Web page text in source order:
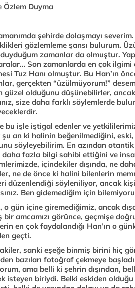
Özlem Duyma
şehirde dolaşmayı
gözlemleme şansı bulurum.
zamanlar da olmuştur.
Son zamanlarda en çok ilgimi
Tuz Hanı olmuştur. Bu Han’ın
gerçekten “üzülmüyorum!”
güzel olduğunu düşünebilirler,
size daha farklı söylemlerde
bu işle iştigal edenler ve
şu an ki halinin beğenilmediğini,
söyleyebilirim. En azından
daha fazla bilgi sahibi ettiğini ve
içindekiler dışında, ne
ne de önce ki halini bilenlerin
düzenlendiği söyleniliyor, ancak
Ben gidemediğim için
o gün içine giremediğimiz, ancak
bir amcamızı görünce, geçmişe
en çok faydalandığı Han’ın o
geçti.
sanki eşeğe binmiş birini hiç
bazıları fotoğraf çekmeye
ama belli ki şehrin dışından,
isteyen biriydi. Belki eskiden